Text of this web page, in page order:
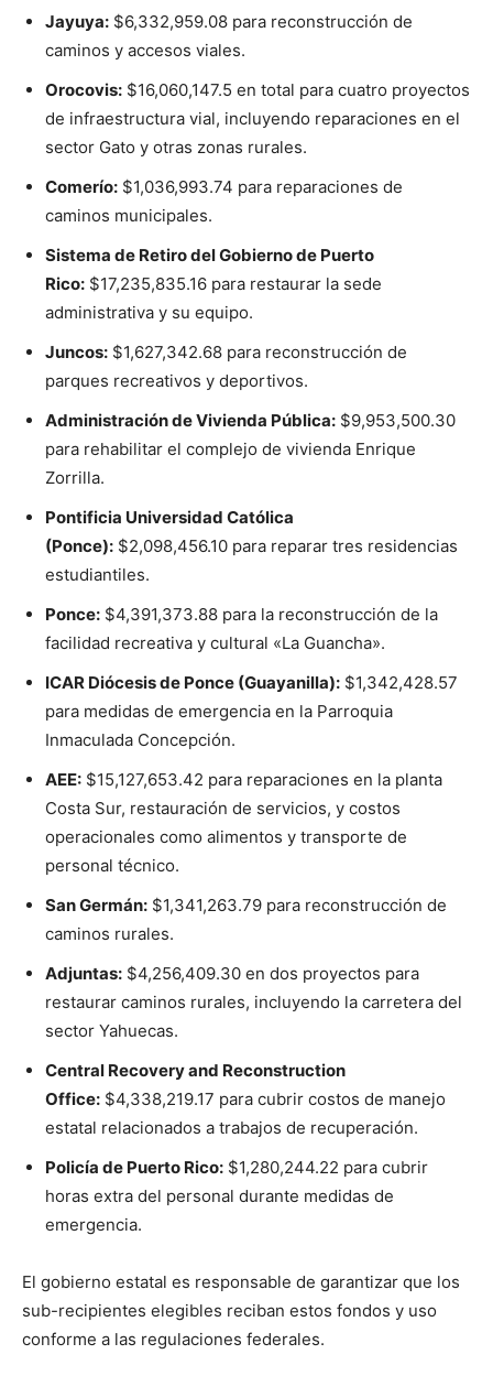
Jayuya: $6,332,959.08 para reconstrucción de
caminos y accesos viales.
Orocovis: $16,060,147.5 en total para cuatro proyectos
de infraestructura vial, incluyendo reparaciones en el
sector Gato y otras zonas rurales.
Comerío: $1,036,993.74 para reparaciones de
caminos municipales.
Sistema de Retiro del Gobierno de Puerto
Rico: $17,235,835.16 para restaurar la sede
administrativa y su equipo.
Juncos: $1,627,342.68 para reconstrucción de
parques recreativos y deportivos.
Administración de Vivienda Pública: $9,953,500.30
para rehabilitar el complejo de vivienda Enrique
Zorrilla.
Pontificia Universidad Católica
(Ponce): $2,098,456.10 para reparar tres residencias
estudiantiles.
Ponce: $4,391,373.88 para la reconstrucción de la
facilidad recreativa y cultural «La Guancha».
ICAR Diócesis de Ponce (Guayanilla): $1,342,428.57
para medidas de emergencia en la Parroquia
Inmaculada Concepción.
AEE: $15,127,653.42 para reparaciones en la planta
Costa Sur, restauración de servicios, y costos
operacionales como alimentos y transporte de
personal técnico.
San Germán: $1,341,263.79 para reconstrucción de
caminos rurales.
Adjuntas: $4,256,409.30 en dos proyectos para
restaurar caminos rurales, incluyendo la carretera del
sector Yahuecas.
Central Recovery and Reconstruction
Office: $4,338,219.17 para cubrir costos de manejo
estatal relacionados a trabajos de recuperación.
Policía de Puerto Rico: $1,280,244.22 para cubrir
horas extra del personal durante medidas de
emergencia.
El gobierno estatal es responsable de garantizar que los
sub-recipientes elegibles reciban estos fondos y uso
conforme a las regulaciones federales.